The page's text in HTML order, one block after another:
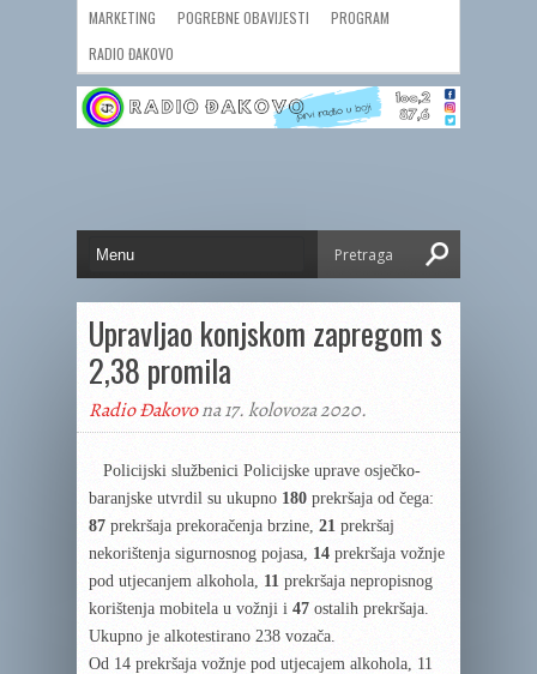
MARKETING POGREBNE OBAVIJESTI
PROGRAM
RADIO ĐAKOVO
Upravljao konjskom zapregom s
2,38 promila
Radio Đakovona 17. kolovoza 2020.
Policijski službenici Policijske uprave osječko-
baranjske utvrdil su ukupno 180 prekršaja od čega:
87 prekršaja prekoračenja brzine, 21 prekršaj
nekorištenja sigurnosnog pojasa, 14 prekršaja vožnje
pod utjecanjem alkohola, 11 prekršaja nepropisnog
korištenja mobitela u vožnji i 47 ostalih prekršaja.
Ukupno je alkotestirano 238 vozača.
Od 14 prekršaja vožnje pod utjecajem alkohola, 11